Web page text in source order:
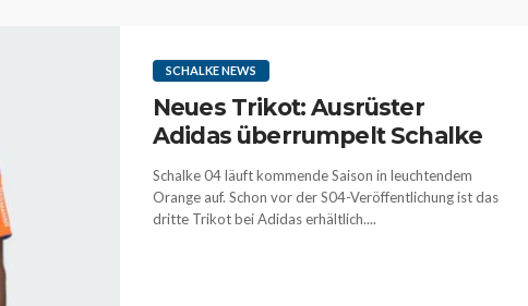
SCHALKE NEWS
Neues Trikot: Ausrüster
Adidas überrumpelt Schalke
Schalke 04 läuft kommende Saison in leuchtendem
Orange auf. Schon vor der S04-Veröffentlichung ist das
dritte Trikot bei Adidas erhältlich....